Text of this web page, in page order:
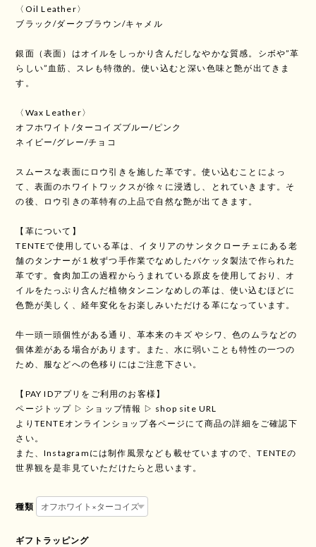
〈Oil Leather〉
ブラック/ダークブラウン/キャメル
銀面（表面）はオイルをしっかり含んだしなやかな質感。シボや”革
らしい”血筋、スレも特徴的。使い込むと深い色味と艶が出てきま
す。
〈Wax Leather〉
オフホワイト/ターコイズブルー/ピンク
ネイビー/グレー/チョコ
スムースな表面にロウ引きを施した革です。使い込むことによっ
て、表面のホワイトワックスが徐々に浸透し、とれていきます。そ
の後、ロウ引きの革特有の上品で自然な艶が出てきます。
【革について】
TENTEで使用している革は、イタリアのサンタクローチェにある老
舗のタンナーが１枚ずつ手作業でなめしたバケッタ製法で作られた
革です。食肉加工の過程からうまれている原皮を使用しており、オ
イルをたっぷり含んだ植物タンニンなめしの革は、使い込むほどに
色艶が美しく、経年変化をお楽しみいただける革になっています。
牛一頭一頭個性がある通り、革本来のキズ やシワ、色のムラなどの
個体差がある場合があります。また、水に弱いことも特性の一つの
ため、服などへの色移りにはご注意下さい。
【PAY IDアプリをご利用のお客様】
ページトップ ▷ ショップ情報 ▷ shop site URL
よりTENTEオンラインショップ各ページにて商品の詳細をご確認下
さい。
また、Instagramには制作風景なども載せていますので、TENTEの
世界観を是非見ていただけたらと思います。
種類
ギフトラッピング